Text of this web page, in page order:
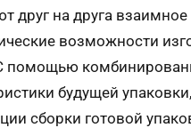
друг на друга
возможности
помощью
будущей
сборки готовой